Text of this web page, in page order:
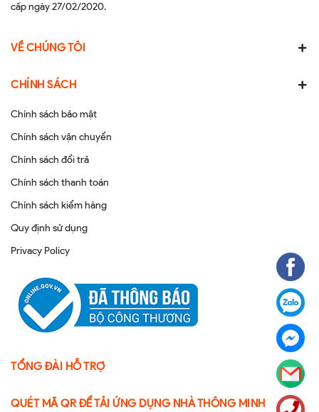
cấp ngày 27/02/2020.
VỀ CHÚNG TÔI
CHÍNH SÁCH
Chính sách bảo mật
Chính sách vận chuyển
Chính sách đổi trả
Chính sách thanh toán
Chính sách kiểm hàng
Quy định sử dụng
Privacy Policy
TỔNG ĐÀI HỖ TRỢ
QUÉT MÃ QR ĐỂ TẢI ỨNG DỤNG NHÀ THÔNG MINH